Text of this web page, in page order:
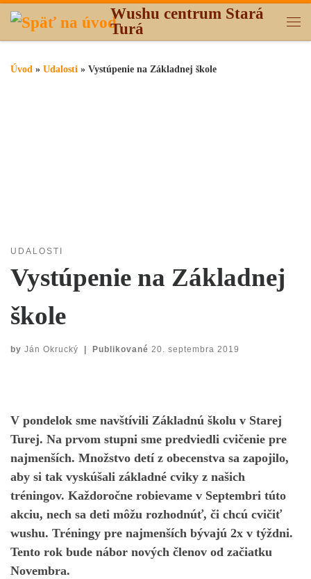
Skip to content
Wushu centrum Stará
Turá
Úvod » Udalosti » Vystúpenie na Základnej škole
UDALOSTI
Vystúpenie na Základnej
škole
by Ján Okrucký | Publikované 20. septembra 2019
V pondelok sme navštívili Základnú školu v Starej
Turej. Na prvom stupni sme predviedli cvičenie pre
najmenších. Množstvo detí z obecenstva sa zapojilo,
aby si tak vyskúšali základné cviky z našich
tréningov. Každoročne robievame v Septembri túto
akciu, nech sa deti môžu rozhodnúť, či chcú cvičiť
wushu. Tréningy pre najmenších bývajú 2x v týždni.
Tento rok bude nábor nových členov od začiatku
Novembra.